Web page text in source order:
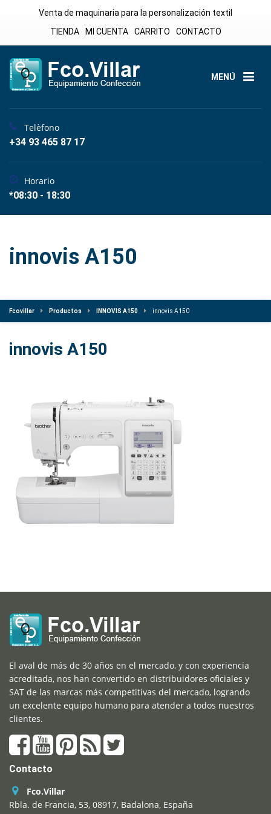
Venta de maquinaria para la personalización textil
TIENDA
MI CUENTA CARRITO CONTACTO
MENÚ
Telèfono
+34 93 465 87 17
Horario
*08:30 - 18:30
innovis A150
Fcovillar Productos INNOVIS A150 innovis A150
innovis A150
El aval de más de 30 años en el mercado, y con experiencia
acreditada, nos han convertido en distribuidores oficiales y
SAT de las marcas más competitivas del mercado, logrando
un excelente equipo humano para atender a todos nuestros
clientes.
Contacto
Fco.Villar
Rbla. de Francia, 53, 08917, Badalona, España